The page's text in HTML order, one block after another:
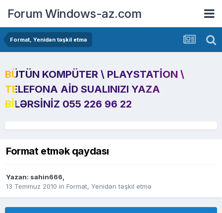
Forum Windows-az.com
Format, Yenidən təşkil etmə
BÜTÜN KOMPÜTER \ PLAYSTATION \
TELEFONA AID SUALINIZI YAZA
BILƏRSINIZ 055 226 96 22
Format etmək qaydası
Yazan: sahin666,
13 Temmuz 2010 in Format, Yenidən təşkil etmə